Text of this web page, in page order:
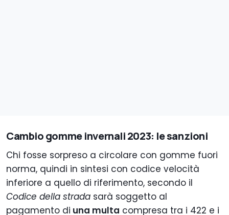
Cambio gomme invernali 2023: le sanzioni
Chi fosse sorpreso a circolare con gomme fuori
norma, quindi in sintesi con codice velocità
inferiore a quello di riferimento, secondo il
Codice della strada sarà soggetto al
pagamento di una multa compresa tra i 422 e i